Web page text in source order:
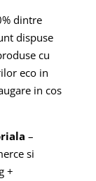
dintre
dispuse
cu
eco in
in cos
–
si
+